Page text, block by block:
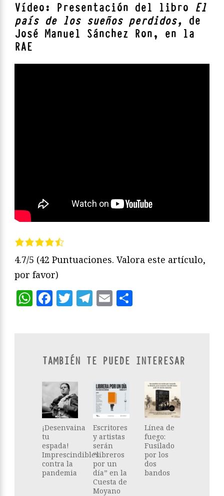
Vídeo: Presentación del libro El
país de los sueños perdidos, de
José Manuel Sánchez Ron, en la
RAE
4.7/5 (42 Puntuaciones. Valora este artículo,
por favor)
WhatsApp
Facebook
Twitter
Telegram
Email
TAMBIÉN TE PUEDE INTERESAR
¡Desenvaina
tu
espada!
Imprescindibles
contra la
pandemia
Escritores
y artistas
serán
“libreros
por un
día” en la
Cuesta de
Moyano
Línea de
fuego:
Fusilado
por los
dos
bandos